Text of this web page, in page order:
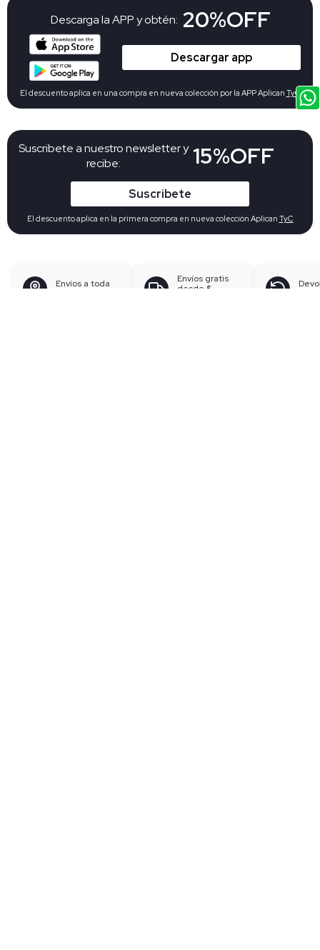
Suscribete a nuestro newsletter y
recibe:
15%OFF
Suscribete
El descuento aplica en la primera compra en nueva colección Aplican TyC
Descarga la APP y obtén: 20%OFF
Descargar app
El descuento aplica en una compra en nueva colección por la APP Aplican TyC
Envíos a toda
Envíos gratis
desde $